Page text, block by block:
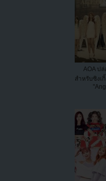
AOA ป
สำหรับซิงเ